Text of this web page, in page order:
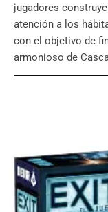
jugadores
atención a los
con el objetivo de
armonioso de